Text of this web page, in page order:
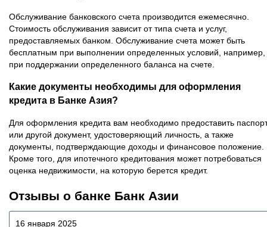
Обслуживание банковского счета производится ежемесячно.
Стоимость обслуживания зависит от типа счета и услуг,
предоставляемых банком. Обслуживание счета может быть
бесплатным при выполнении определенных условий, например,
при поддержании определенного баланса на счете.
Какие документы необходимы для оформления
кредита в Банке Азия?
Для оформления кредита вам необходимо предоставить
или другой документ, удостоверяющий личность, а также
документы, подтверждающие доходы и финансовое положение.
Кроме того, для ипотечного кредитования может потребоваться
оценка недвижимости, на которую берется кредит.
Отзывы о банке Банк Азии
16 января 2025